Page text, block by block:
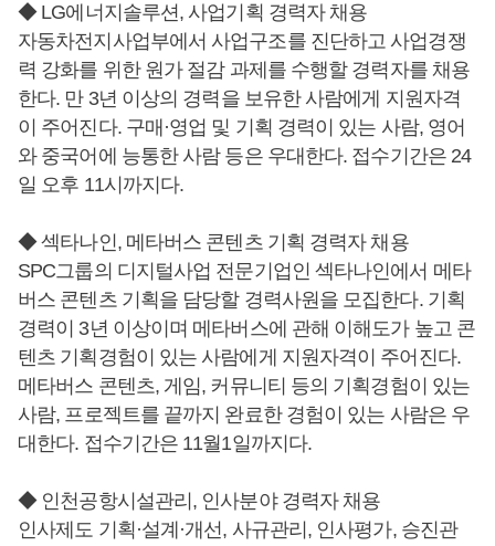
◆ LG에너지솔루션, 사업기획 경력자 채용
자동차전지사업부에서 사업구조를 진단하고 사업경쟁
력 강화를 위한 원가 절감 과제를 수행할 경력자를 채용
한다. 만 3년 이상의 경력을 보유한 사람에게 지원자격
이 주어진다. 구매·영업 및 기획 경력이 있는 사람, 영어
와 중국어에 능통한 사람 등은 우대한다. 접수기간은 24
일 오후 11시까지다.
◆ 섹타나인, 메타버스 콘텐츠 기획 경력자 채용
SPC그룹의 디지털사업 전문기업인 섹타나인에서 메타
버스 콘텐츠 기획을 담당할 경력사원을 모집한다. 기획
경력이 3년 이상이며 메타버스에 관해 이해도가 높고 콘
텐츠 기획경험이 있는 사람에게 지원자격이 주어진다.
메타버스 콘텐츠, 게임, 커뮤니티 등의 기획경험이 있는
사람, 프로젝트를 끝까지 완료한 경험이 있는 사람은 우
대한다. 접수기간은 11월1일까지다.
◆ 인천공항시설관리, 인사분야 경력자 채용
인사제도 기획·설계·개선, 사규관리, 인사평가, 승진관